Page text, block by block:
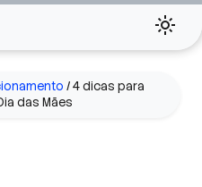
/4 dicas para
das Mães